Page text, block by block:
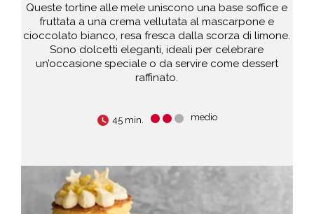
Queste tortine alle mele uniscono una base soffice e
fruttata a una crema vellutata al mascarpone e
cioccolato bianco, resa fresca dalla scorza di limone.
Sono dolcetti eleganti, ideali per celebrare
un’occasione speciale o da servire come dessert
raffinato.
45 min. medio